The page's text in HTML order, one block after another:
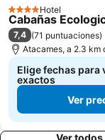
4 Estrellas
Hotel
Cabañas
7,4 (71 puntuaciones)
Atacames, a 2.3 km
Elige fechas para
exactos
Ver
Ver